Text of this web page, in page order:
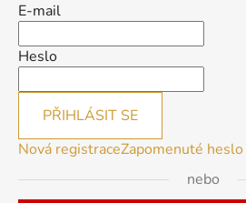
E-mail
Heslo
PŘIHLÁSIT SE
Nová registraceZapomenuté heslo
nebo